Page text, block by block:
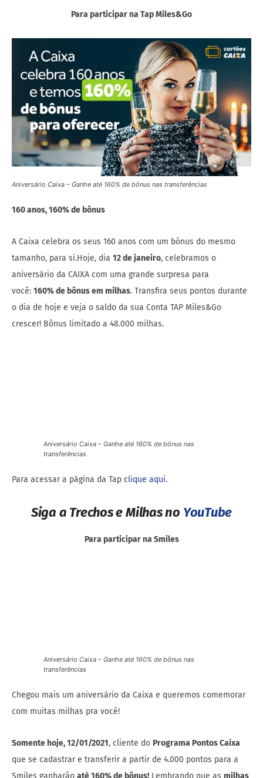
Para participar na Tap Miles&Go
Aniversário Caixa – Ganhe até 160% de bônus nas transferências
160 anos, 160% de bônus
A Caixa celebra os seus 160 anos com um bônus do mesmo
tamanho, para si.Hoje, dia 12 de janeiro, celebramos o
aniversário da CAIXA com uma grande surpresa para
você: 160% de bônus em milhas. Transfira seus pontos durante
o dia de hoje e veja o saldo da sua Conta TAP Miles&Go
crescer! Bônus limitado a 48.000 milhas.
Aniversário Caixa – Ganhe até 160% de bônus nas
transferências
Para acessar a página da Tap clique aqui.
Siga a Trechos e Milhas no YouTube
Para participar na Smiles
Aniversário Caixa – Ganhe até 160% de bônus nas
transferências
Chegou mais um aniversário da Caixa e queremos comemorar
com muitas milhas pra você!
Somente hoje, 12/01/2021, cliente do Programa Pontos Caixa
que se cadastrar e transferir a partir de 4.000 pontos para a
Smiles ganharão até 160% de bônus! Lembrando que as milhas